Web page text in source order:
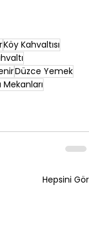
Köy Kahvaltısı
Düzce Yemek
Hepsini Gör